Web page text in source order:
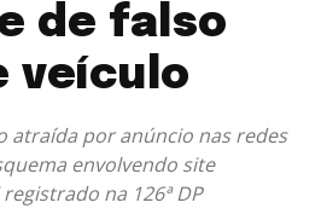
de falso
veículo
atraída por anúncio nas redes
envolvendo site
na 126ª DP